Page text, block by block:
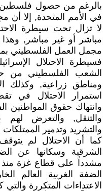
بالرغم من حصول
في الأمم المتحدة, إلا أن
لا تزال تحت سيطرة
مباشر أو غير مباشر,
مجمل العمل الفلسطيني بما
فسيطرة الاحتلال
الشعب الفلسطيني من
ومناطق زراعية, وكذلك
استمرار الاحتلال في
وانتهاك حقوق المواطنين
والتنقل, والتعرض لهم
والتشريد وتدمير
كما أن الاحتلال لم
الشرقية وسكانها عن
الضفة الغربية العالم